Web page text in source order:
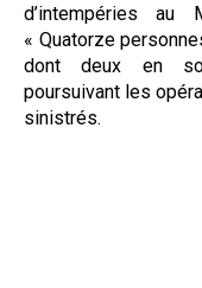
d’intempéries
« Quatorze
dont deux en
poursuivant les
sinistrés.